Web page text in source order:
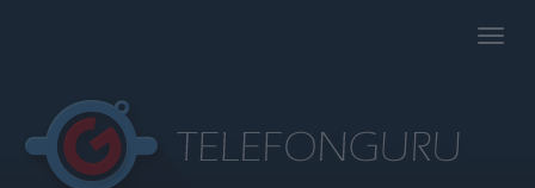
Toggle